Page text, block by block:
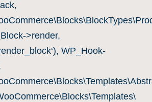
>render,
WP_Hook-